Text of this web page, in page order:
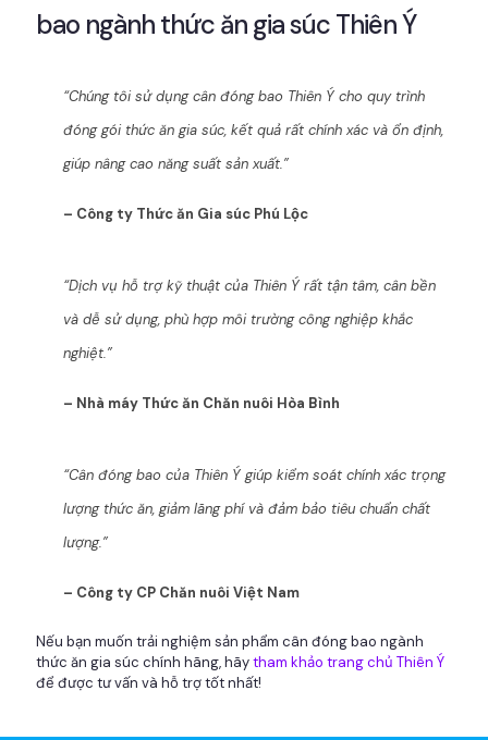
bao ngành thức ăn gia súc Thiên Ý
“Chúng tôi sử dụng cân đóng bao Thiên Ý cho quy trình
đóng gói thức ăn gia súc, kết quả rất chính xác và ổn định,
giúp nâng cao năng suất sản xuất.”
– Công ty Thức ăn Gia súc Phú Lộc
“Dịch vụ hỗ trợ kỹ thuật của Thiên Ý rất tận tâm, cân bền
và dễ sử dụng, phù hợp môi trường công nghiệp khắc
nghiệt.”
– Nhà máy Thức ăn Chăn nuôi Hòa Bình
“Cân đóng bao của Thiên Ý giúp kiểm soát chính xác trọng
lượng thức ăn, giảm lãng phí và đảm bảo tiêu chuẩn chất
lượng.”
– Công ty CP Chăn nuôi Việt Nam
Nếu bạn muốn trải nghiệm sản phẩm cân đóng bao ngành
thức ăn gia súc chính hãng, hãytham khảo trang chủ Thiên Ý
để được tư vấn và hỗ trợ tốt nhất!